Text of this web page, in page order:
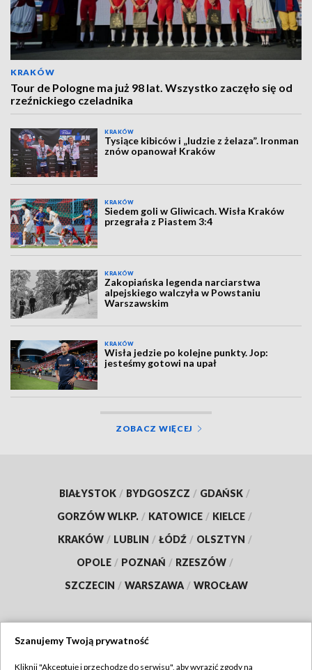
KRAKÓW
Tour de Pologne ma już 98 lat. Wszystko zaczęło się od
rzeźnickiego czeladnika
KRAKÓW
Tysiące kibiców i „ludzie z żelaza”. Ironman
znów opanował Kraków
KRAKÓW
Siedem goli w Gliwicach. Wisła Kraków
przegrała z Piastem 3:4
KRAKÓW
Zakopiańska legenda narciarstwa
alpejskiego walczyła w Powstaniu
Warszawskim
KRAKÓW
Wisła jedzie po kolejne punkty. Jop:
jesteśmy gotowi na upał
ZOBACZ WIĘCEJ
BIAŁYSTOK / BYDGOSZCZ / GDAŃSK /
GORZÓW WLKP. / KATOWICE / KIELCE /
KRAKÓW / LUBLIN / ŁÓDŹ / OLSZTYN /
OPOLE / POZNAŃ / RZESZÓW /
SZCZECIN / WARSZAWA / WROCŁAW
Szanujemy Twoją prywatność
Kliknij "Akceptuję i przechodzę do serwisu", aby wyrazić zgody na